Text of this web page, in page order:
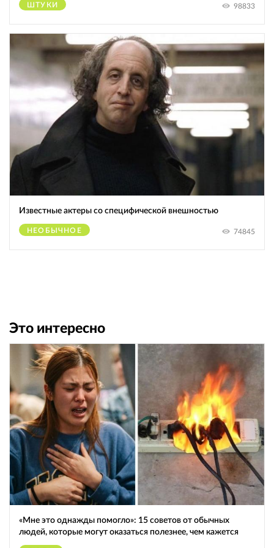
ШТУКИ 98833
Известные актеры со специфической внешностью
НЕОБЫЧНОЕ 74845
Это интересно
«Мне это однажды помогло»: 15 советов от обычных
людей, которые могут оказаться полезнее, чем кажется